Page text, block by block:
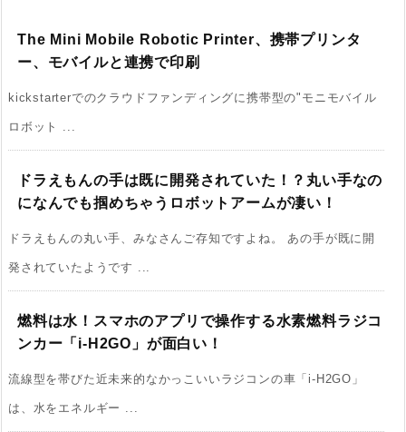
The Mini Mobile Robotic Printer、携帯プリンタ
ー、モバイルと連携で印刷
kickstarterでのクラウドファンディングに携帯型の"モニモバイル
ロボット ...
ドラえもんの手は既に開発されていた！？丸い手なの
になんでも掴めちゃうロボットアームが凄い！
ドラえもんの丸い手、みなさんご存知ですよね。 あの手が既に開
発されていたようです ...
燃料は水！スマホのアプリで操作する水素燃料ラジコ
ンカー「i-H2GO」が面白い！
流線型を帯びた近未来的なかっこいいラジコンの車「i-H2GO」
は、水をエネルギー ...